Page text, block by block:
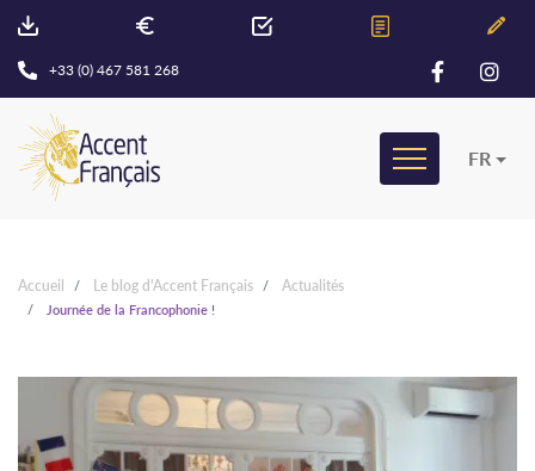
+33 (0) 467 581 268
FR
Accueil Le blog d'Accent Français Actualités
Journée de la Francophonie !